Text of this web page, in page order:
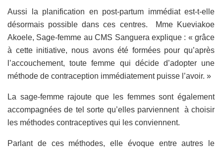
Aussi la planification en post-partum immédiat est-t-elle
désormais possible dans ces centres. Mme Kueviakoe
Akoele, Sage-femme au CMS Sanguera explique : « grâce
à cette initiative, nous avons été formées pour qu’après
l’accouchement, toute femme qui décide d’adopter une
méthode de contraception immédiatement puisse l’avoir. »
La sage-femme rajoute que les femmes sont également
accompagnées de tel sorte qu’elles parviennent à choisir
les méthodes contraceptives qui les conviennent.
Parlant de ces méthodes, elle évoque entre autres le